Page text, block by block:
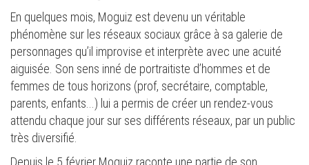
En quelques mois, Moguiz est devenu un véritable
phénomène sur les réseaux sociaux grâce à sa galerie de
personnages qu’il improvise et interprète avec une acuité
aiguisée. Son sens inné de portraitiste d’hommes et de
femmes de tous horizons (prof, secrétaire, comptable,
parents, enfants...) lui a permis de créer un rendez-vous
attendu chaque jour sur ses différents réseaux, par un public
très diversifié.
Depuis le 5 février Moguiz raconte une partie de son